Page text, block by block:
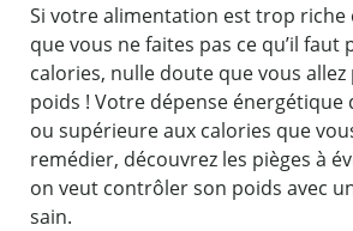
Si votre alimentation est trop riche
que vous ne faites pas ce qu’il faut
calories, nulle doute que vous
poids ! Votre dépense énergétique
ou supérieure aux calories que
remédier, découvrez les pièges à
on veut contrôler son poids avec
sain.